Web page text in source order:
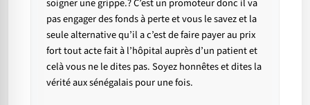
pas engager des fonds à perte et vous le savez et la
seule alternative qu’il a c’est de faire payer au prix
fort tout acte fait à l’hôpital auprès d’un patient et
celà vous ne le dites pas. Soyez honnêtes et dites la
vérité aux sénégalais pour une fois.